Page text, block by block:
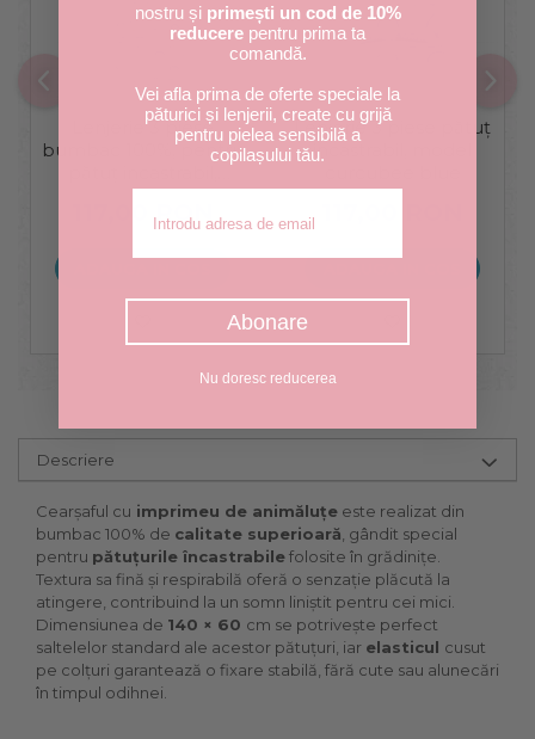
Lenjerie 3 piese
bumbac 100%, pentru
model curcubee
colorate
117,00 RON
Lenjerie 3 piese pătuț
incastrabil, model
Descriere
Cearșaful cu imprimeu de animăluțe este realizat din
bumbac 100% de calitate superioară , gândit special
pentru pătuțurile încastrabilefolosite în grădinițe.
Textura sa fină și respirabilă oferă o senzație plăcută la
atingere, contribuind la un somn liniștit pentru cei mici.
Dimensiunea de 140 × 60 cm se potrivește perfect
saltelelor standard ale acestor pătuțuri, iar elasticul cusut
pe colțuri garantează o fixare stabilă, fără cute sau alunecări
în timpul odihnei.
nostru și primești un cod de 10%
reducere pentru prima ta
comandă.
Vei afla prima de oferte speciale la
păturici și lenjerii, create cu grijă
pentru pielea sensibilă a
copilașului tău.
Abonare
Nu doresc reducerea